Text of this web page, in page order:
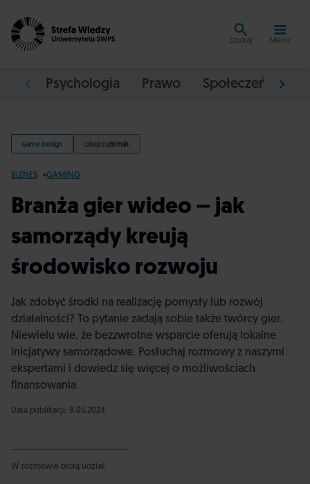
Szukaj Menu
Psychologia Prawo Społeczeństwo
Game Design Obejrzyj51 min.
BIZNES GAMING
Branża gier wideo – jak
samorządy kreują
środowisko rozwoju
Jak zdobyć środki na realizację pomysły lub rozwój
działalności? To pytanie zadają sobie także twórcy gier.
Niewielu wie, że bezzwrotne wsparcie oferują lokalne
inicjatywy samorządowe. Posłuchaj rozmowy z naszymi
ekspertami i dowiedz się więcej o możliwościach
finansowania.
Data publikacji: 9.05.2024
W rozmowie biorą udział: